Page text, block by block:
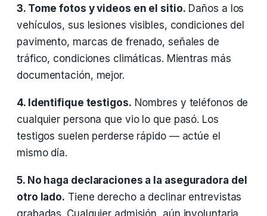
3. Tome fotos y videos en el sitio. Daños a los
vehículos, sus lesiones visibles, condiciones del
pavimento, marcas de frenado, señales de
tráfico, condiciones climáticas. Mientras más
documentación, mejor.
4. Identifique testigos. Nombres y teléfonos de
cualquier persona que vio lo que pasó. Los
testigos suelen perderse rápido — actúe el
mismo día.
5. No haga declaraciones a la aseguradora del
otro lado. Tiene derecho a declinar entrevistas
grabadas. Cualquier admisión, aún involuntaria,